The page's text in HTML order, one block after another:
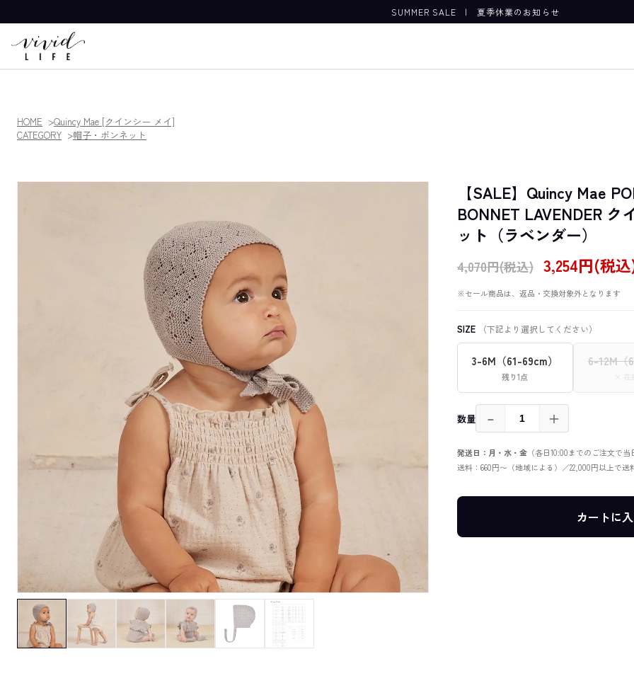
SUMMER SALE |夏季休業のお知らせ
HOME
Quincy Mae [クインシー メイ]
CATEGORY
帽子・ボンネット
【SALE】Quincy Mae
BONNET LAVENDER ク
ット（ラベンダー）
4,070円(税込) 3,254円(税
※セール商品は、返品・交換対象外となります
SIZE （下記より選択してください）
3-6M（61-69cm）
残り1点
6-12M（
×
数量 － ＋
発送日：月・水・金（各日10:00までのご注文で
送料：660円〜（地域による）／22,000円以上で
カートに